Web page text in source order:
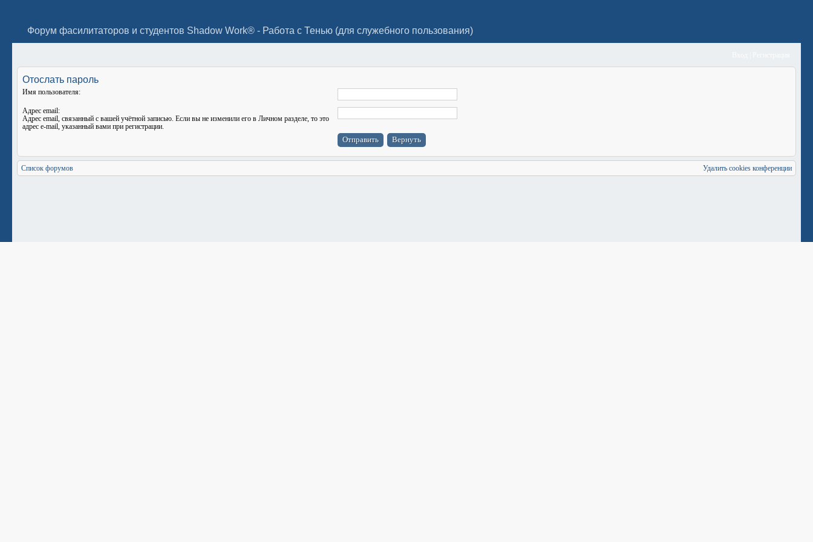
Форум фасилитаторов и студентов Shadow Work® - Работа с Тенью (для служебного пользования)
Отослать пароль
Имя пользователя:
Адрес email:
Адрес email, связанный с вашей учётной записью. Если вы не изменили его в Личном разделе, то это
адрес e-mail, указанный вами при регистрации.
Список форумов Удалить cookies конференции